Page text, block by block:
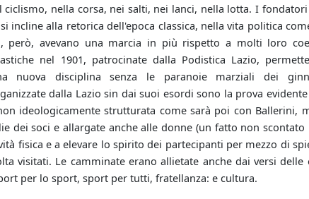
ciclismo, nella corsa, nei salti, nei lanci, nella lotta. I
incline alla retorica dell'epoca classica, nella vita politica
però, avevano una marcia in più rispetto a molti loro
nel 1901, patrocinate dalla Podistica Lazio,
nuova disciplina senza le paranoie marziali dei
dalla Lazio sin dai suoi esordi sono la prova
ideologicamente strutturata come sarà poi con Ballerini,
dei soci e allargate anche alle donne (un fatto non scontato
fisica e a elevare lo spirito dei partecipanti per mezzo di
visitati. Le camminate erano allietate anche dai versi
per lo sport, sport per tutti, fratellanza: e cultura.